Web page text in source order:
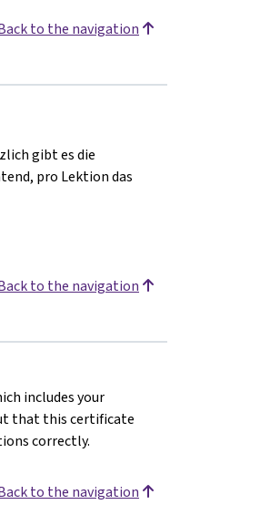
to the navigation
gibt es die
pro Lektion das
to the navigation
includes your
that this certificate
correctly.
to the navigation